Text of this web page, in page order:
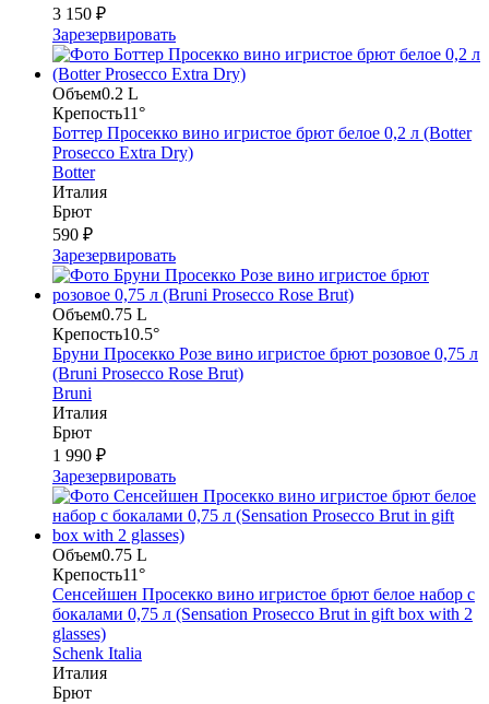
3 150 ₽
Зарезервировать
Объем0.2 L
Крепость11°
Боттер Просекко вино игристое брют белое 0,2 л (Botter
Prosecco Extra Dry)
Botter
Италия
Брют
590 ₽
Зарезервировать
Объем0.75 L
Крепость10.5°
Бруни Просекко Розе вино игристое брют розовое 0,75 л
(Bruni Prosecco Rose Brut)
Bruni
Италия
Брют
1 990 ₽
Зарезервировать
Объем0.75 L
Крепость11°
Сенсейшен Просекко вино игристое брют белое набор с
бокалами 0,75 л (Sensation Prosecco Brut in gift box with 2
glasses)
Schenk Italia
Италия
Брют